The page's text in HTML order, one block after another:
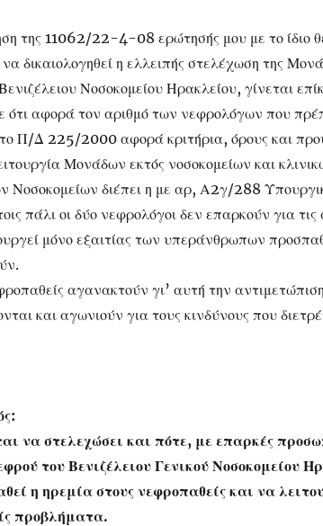
της 11062/22-4-08 ερώτησής μου με το ίδιο
δικαιολογηθεί η ελλειπής στελέχωση της
Νοσοκομείου Ηρακλείου, γίνεται
αφορά τον αριθμό των νεφρολόγων που
Π/Δ 225/2000 αφορά κριτήρια, όρους και
Μονάδων εκτός νοσοκομείων και
Νοσοκομείων διέπει η με αρ, Α2γ/288
πάλι οι δύο νεφρολόγοι δεν επαρκούν για
μόνο εξαιτίας των υπεράνθρωπων
αγανακτούν γι’ αυτή την
και αγωνιούν για τους κινδύνους που
να στελεχώσει και πότε, με επαρκές
του Βενιζέλειου Γενικού Νοσοκομείου
η ηρεμία στους νεφροπαθείς και να
προβλήματα.